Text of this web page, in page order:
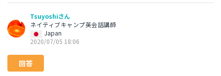
Tsuyoshiさん
ネイティブキャンプ英会話講師
Japan
2020/07/05 18:06
回答